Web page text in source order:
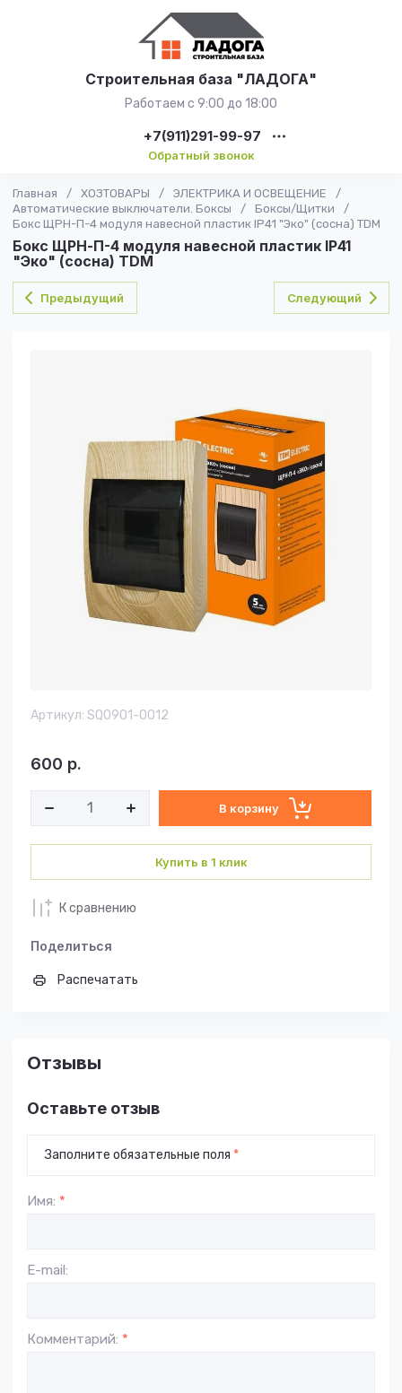
Строительная база "ЛАДОГА"
Работаем с 9:00 до 18:00
+7(911)291-99-97
Обратный звонок
Главная / ХОЗТОВАРЫ / ЭЛЕКТРИКА И ОСВЕЩЕНИЕ
/
Автоматические выключатели. Боксы
/ Боксы/Щитки
/
Бокс ЩРН-П-4 модуля навесной пластик IP41 "Эко" (сосна) TDM
Бокс ЩРН-П-4 модуля навесной пластик IP41
"Эко" (сосна) TDM
Предыдущий Следующий
Артикул: SQ0901-0012
600 р.
В корзину
Купить в 1 клик
К сравнению
Поделиться
Распечатать
Отзывы
Оставьте отзыв
Заполните обязательные поля *
Имя: *
E-mail:
Комментарий: *